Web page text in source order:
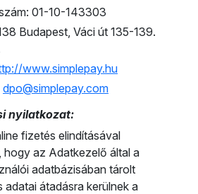
01-10-143303
Budapest, Váci út 135-139.
www.simplepay.hu
dpo@simplepay.com
nyilatkozat:
fizetés elindításával
hogy az Adatkezelő által a
adatbázisában tárolt
adatai átadásra kerülnek a